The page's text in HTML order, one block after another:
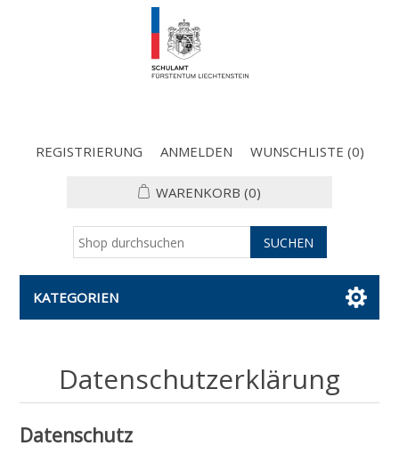
REGISTRIERUNG ANMELDEN WUNSCHLISTE (0)
WARENKORB (0)
KATEGORIEN
Datenschutzerklärung
Datenschutz